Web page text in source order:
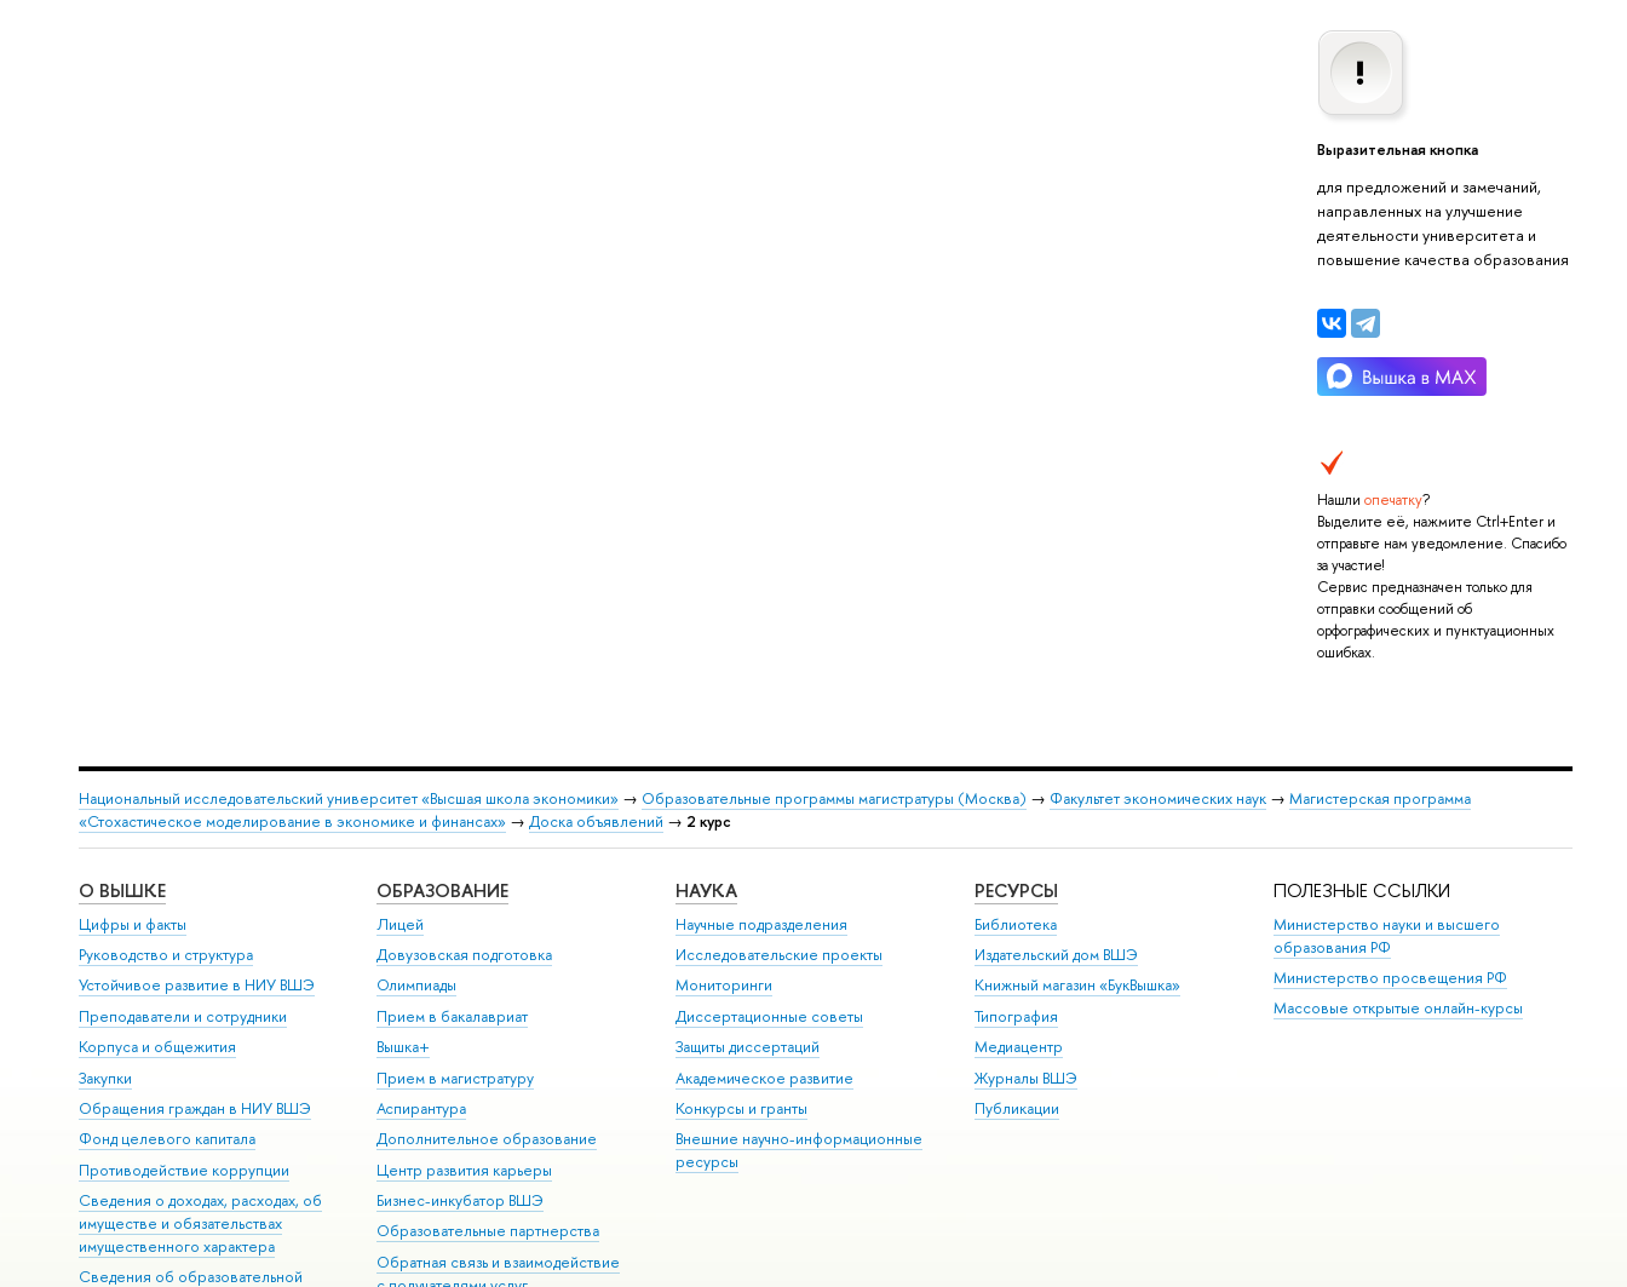
Выразительная кнопка
для предложений и замечаний,
направленных на улучшение
деятельности университета и
повышение качества образования
Нашли опечатку?
Выделите её, нажмите Ctrl+Enter и
отправьте нам уведомление. Спасибо
за участие!
Сервис предназначен только для
отправки сообщений об
орфографических и пунктуационных
ошибках.
Национальный исследовательский университет «Высшая школа экономики» → Образовательные программы магистратуры (Москва) → Факультет экономических наук→ Магистерская программа
«Стохастическое моделирование в экономике и финансах» → Доска объявлений → 2 курс
О ВЫШКЕ
Цифры и факты
Руководство и структура
Устойчивое развитие в НИУ ВШЭ
Преподаватели и сотрудники
Корпуса и общежития
Закупки
Обращения граждан в НИУ ВШЭ
Фонд целевого капитала
Противодействие коррупции
Сведения о доходах, расходах, об
имуществе и обязательствах
имущественного характера
Сведения об образовательной
ОБРАЗОВАНИЕ
Лицей
Довузовская подготовка
Олимпиады
Прием в бакалавриат
Вышка+
Прием в магистратуру
Аспирантура
Дополнительное образование
Центр развития карьеры
Бизнес-инкубатор ВШЭ
Образовательные партнерства
Обратная связь и взаимодействие
НАУКА
Научные подразделения
Исследовательские проекты
Мониторинги
Диссертационные советы
Защиты диссертаций
Академическое развитие
Конкурсы и гранты
Внешние научно-информационные
ресурсы
РЕСУРСЫ
Библиотека
Издательский дом ВШЭ
Книжный магазин «БукВышка»
Типография
Медиацентр
Журналы ВШЭ
Публикации
ПОЛЕЗНЫЕ ССЫЛКИ
Министерство науки и высшего
образования РФ
Министерство просвещения РФ
Массовые открытые онлайн-курсы